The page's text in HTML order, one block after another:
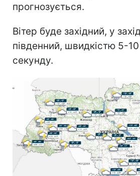
прогнозується.
Вітер буде західний, у
південний, швидкістю 5-10
секунду.